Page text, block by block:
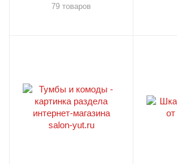
79 товаров